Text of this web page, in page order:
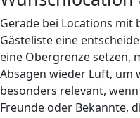
Gerade bei Locations mit
Gästeliste eine
eine Obergrenze setzen,
Absagen wieder Luft, um
besonders relevant,
Freunde oder Bekannte,